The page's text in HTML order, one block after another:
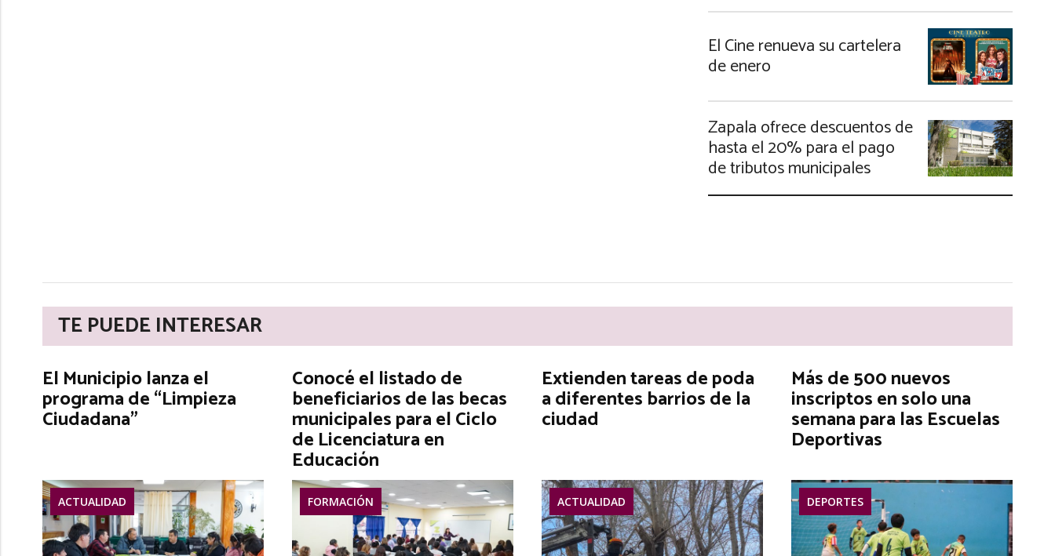
El Cine renueva su cartelera
de enero
Zapala ofrece descuentos de
hasta el 20% para el pago
de tributos municipales
TE PUEDE INTERESAR
El Municipio lanza el
programa de “Limpieza
Ciudadana”
ACTUALIDAD
Conocé el listado de
beneficiarios de las becas
municipales para el Ciclo
de Licenciatura en
Educación
FORMACIÓN
Extienden tareas de poda
a diferentes barrios de la
ciudad
ACTUALIDAD
Más de 500 nuevos
inscriptos en solo una
semana para las Escuelas
Deportivas
DEPORTES